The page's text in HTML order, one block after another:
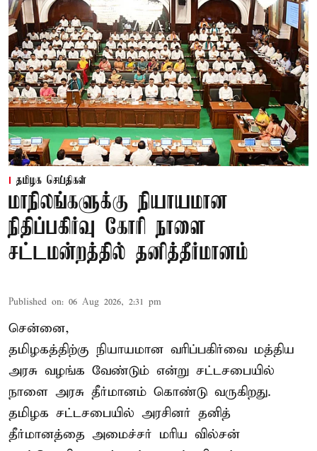
தமிழக செய்திகள்
மாநிலங்களுக்கு நியாயமான
நிதிப்பகிர்வு கோரி நாளை
சட்டமன்றத்தில் தனித்தீர்மானம்
Published on: 06 Aug 2026, 2:31 pm
சென்னை,
தமிழகத்திற்கு நியாயமான வரிப்பகிர்வை மத்திய
அரசு வழங்க வேண்டும் என்று சட்டசபையில்
நாளை அரசு தீர்மானம் கொண்டு வருகிறது.
தமிழக சட்டசபையில் அரசினர் தனித்
தீர்மானத்தை அமைச்சர் மரிய வில்சன்